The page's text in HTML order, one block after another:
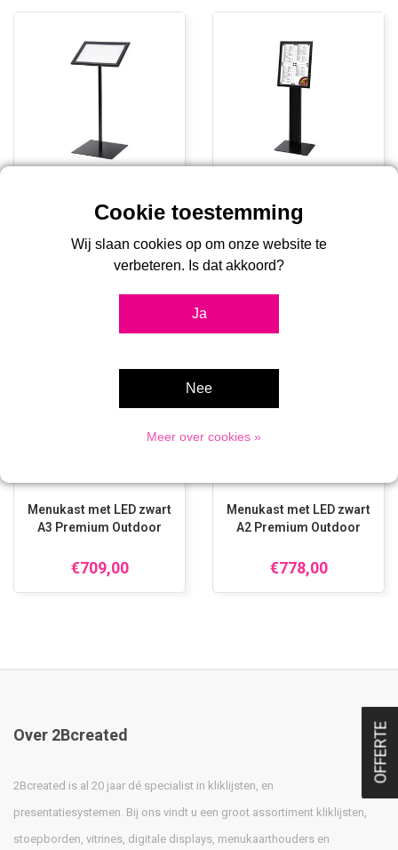
Menubord Buiten zwart
2xA4 onverlicht
€159,00
Menubord Buiten zwart
4xA4 onverlicht
€219,00
Menukast met LED zwart
A3 Premium Outdoor
€709,00
Menukast met LED zwart
A2 Premium Outdoor
€778,00
Over 2Bcreated
2Bcreated is al 20 jaar dé specialist in kliklijsten, en
presentatiesystemen. Bij ons vindt u een groot assortiment kliklijsten,
stoepborden, vitrines, digitale displays, menukaarthouders en
OFFERTE
Wij slaan cookies op om onze website te
verbeteren. Is dat akkoord?
Ja
Nee
Meer over cookies »